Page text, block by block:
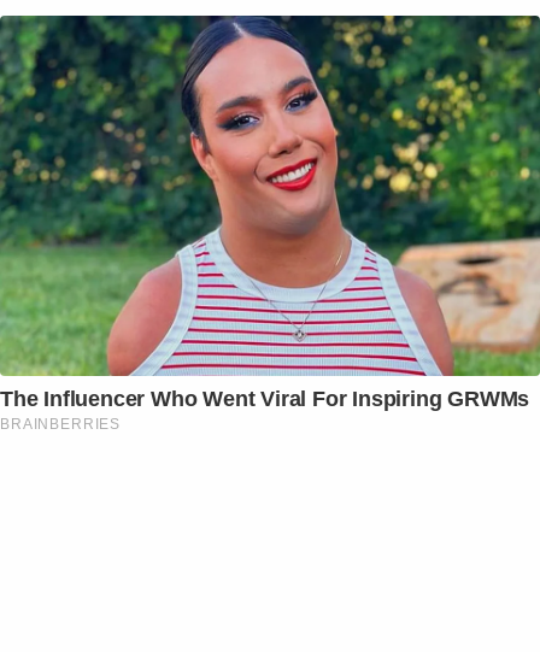
The Influencer Who Went Viral For Inspiring GRWMs
BRAINBERRIES